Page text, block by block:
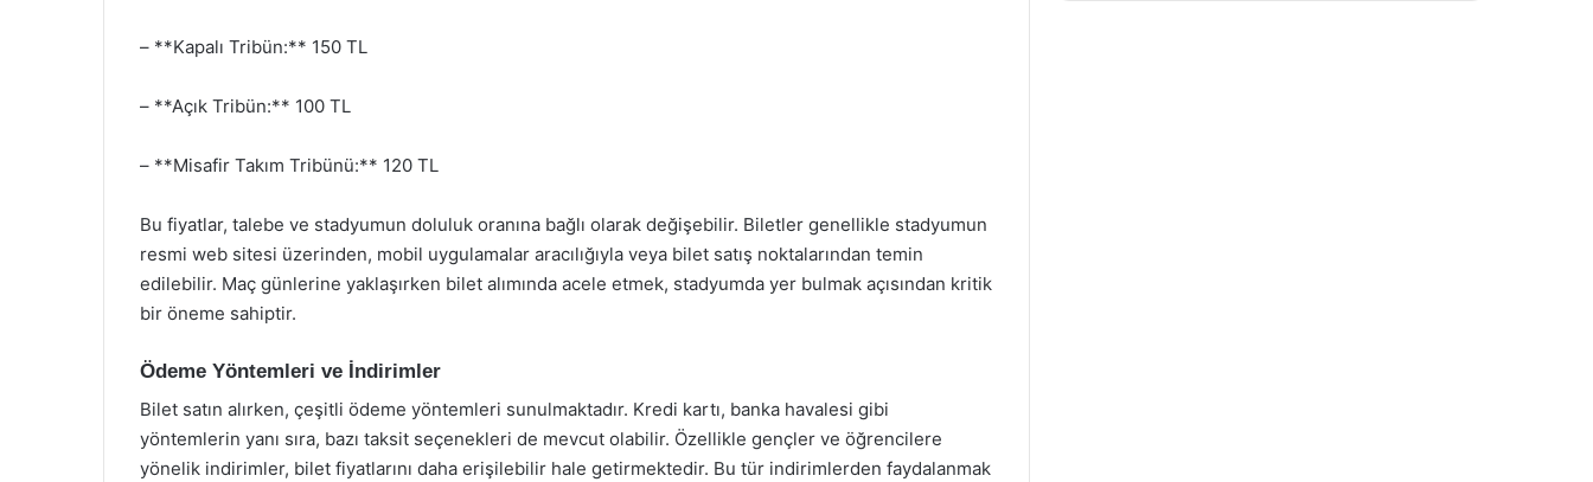
– **Kapalı Tribün:** 150 TL
– **Açık Tribün:** 100 TL
– **Misafir Takım Tribünü:** 120 TL
Bu fiyatlar, talebe ve stadyumun doluluk oranına bağlı olarak değişebilir. Biletler genellikle stadyumun
resmi web sitesi üzerinden, mobil uygulamalar aracılığıyla veya bilet satış noktalarından temin
edilebilir. Maç günlerine yaklaşırken bilet alımında acele etmek, stadyumda yer bulmak açısından kritik
bir öneme sahiptir.
Ödeme Yöntemleri ve İndirimler
Bilet satın alırken, çeşitli ödeme yöntemleri sunulmaktadır. Kredi kartı, banka havalesi gibi
yöntemlerin yanı sıra, bazı taksit seçenekleri de mevcut olabilir. Özellikle gençler ve öğrencilere
yönelik indirimler, bilet fiyatlarını daha erişilebilir hale getirmektedir. Bu tür indirimlerden faydalanmak